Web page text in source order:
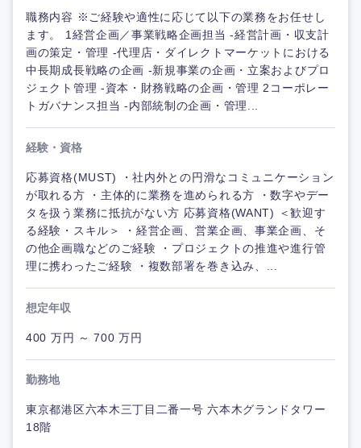
職務内容 ※ご経験や適性に応じて以下の業務をお任せし
ます。 1経営企画／事業戦略企画担当 -経営計画・収支計
画の策定・管理 -代理店・ダイレクトマーケットにおける
中長期成長戦略の企画 -新規事業の企画・立案およびプロ
ジェクト管理 -資本・財務戦略の企画・管理 2コーポレー
トガバナンス担当 -内部統制の企画・管理...
経験・資格
応募資格(MUST) ・社内外との円滑なコミュニケーション
が取れる方 ・主体的に業務を進められる方 ・数字やデー
タを扱う業務に抵抗がない方 応募資格(WANT) ＜歓迎す
る経験・スキル＞ ・経営企画、営業企画、事業企画、そ
の他企画職などのご経験 ・プロジェクトの推進や進行管
理に携わったご経験 ・複数部署を巻き込み、...
想定年収
400 万円 ～ 700 万円
勤務地
東京都港区六本木三丁目二番一号 六本木グランドタワー
18階